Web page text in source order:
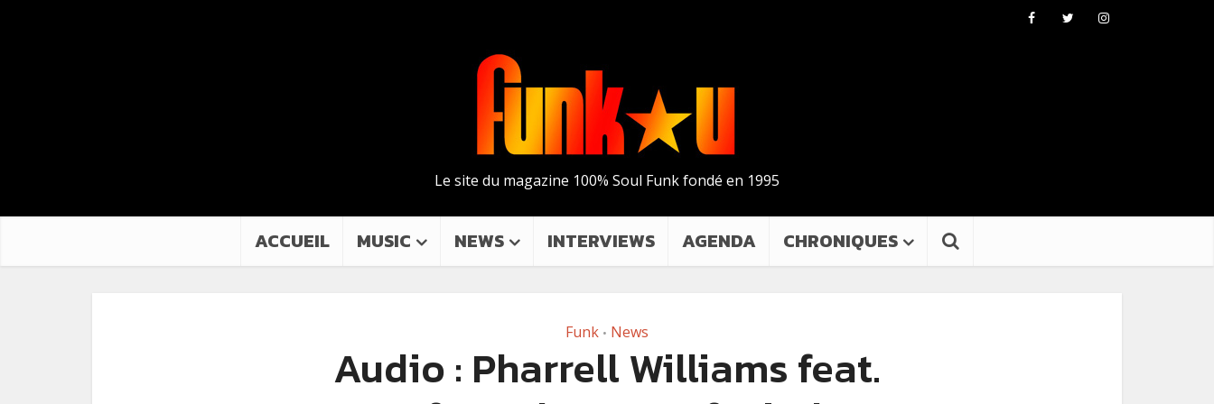
Le site du magazine 100% Soul Funk fondé en 1995
ACCUEIL MUSIC NEWS INTERVIEWS AGENDA CHRONIQUES
Funk • News
Audio : Pharrell Williams feat.